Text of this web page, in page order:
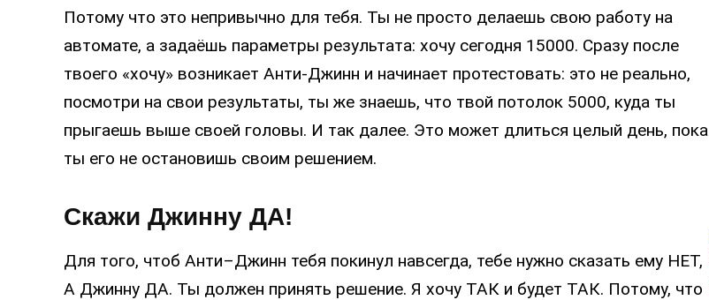
Потому что это непривычно для тебя. Ты не просто делаешь свою работу на
автомате, а задаёшь параметры результата: хочу сегодня 15000. Сразу после
твоего «хочу» возникает Анти-Джинн и начинает протестовать: это не реально,
посмотри на свои результаты, ты же знаешь, что твой потолок 5000, куда ты
прыгаешь выше своей головы. И так далее. Это может длиться целый день, пока
ты его не остановишь своим решением.
Скажи Джинну ДА!
Для того, чтоб Анти–Джинн тебя покинул навсегда, тебе нужно сказать ему НЕТ,
А Джинну ДА. Ты должен принять решение. Я хочу ТАК и будет ТАК. Потому, что